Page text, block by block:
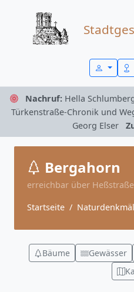
Nachruf: Hella
Türkenstraße-Chronik und
Georg Elser
Bergahorn
erreichbar über
Startseite
Bäume Gewässer